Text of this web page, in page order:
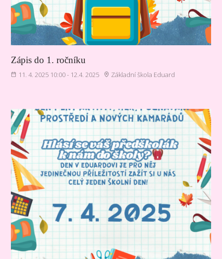
Zápis do 1. ročníku
11. 4. 2025 10:00 - 12.4. 2025 Základní škola Eduard